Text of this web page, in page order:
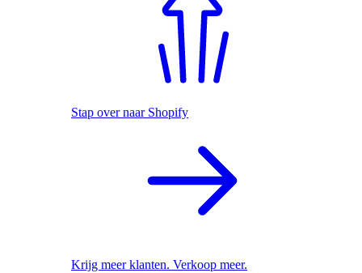
Stap over naar Shopify
Krijg meer klanten. Verkoop meer.